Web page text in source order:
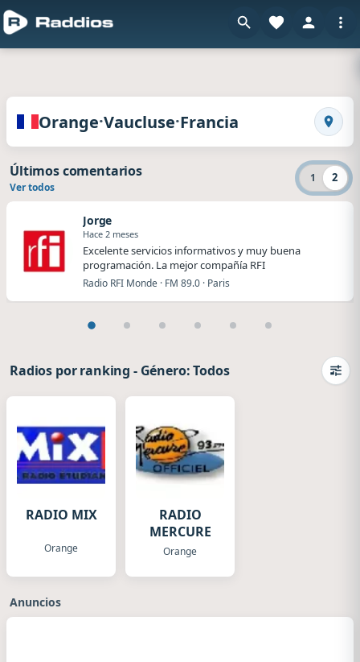
Radios de Orange · Vaucluse · Franciaen
Orange·Vaucluse·Francia
1 2
Últimos comentarios
Ver todos
Jorge
Hace 2 meses
Excelente servicios informativos y muy buena
programación. La mejor compañía RFI
Radio RFI Monde · FM 89.0 · Paris
Radios por ranking - Género: Todos
RADIO MIX
Orange
RADIO
MERCURE
Orange
Anuncios